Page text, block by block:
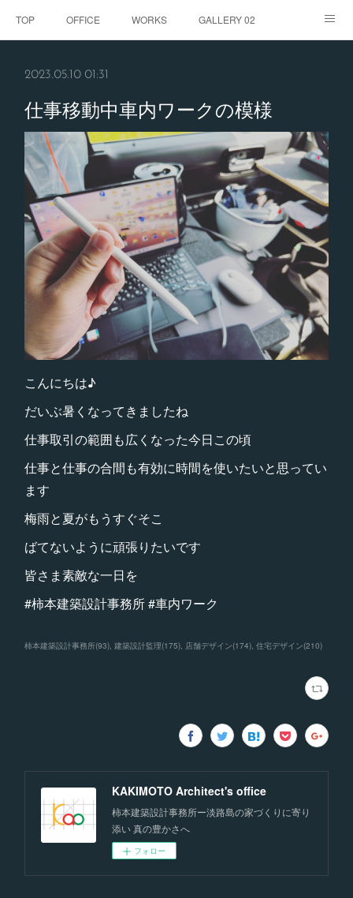
TOP OFFICE WORKS GALLERY 02
2023.05.10 01:31
仕事移動中車内ワークの模様
こんにちは♪
だいぶ暑くなってきましたね
仕事取引の範囲も広くなった今日この頃
仕事と仕事の合間も有効に時間を使いたいと思ってい
ます
梅雨と夏がもうすぐそこ
ばてないように頑張りたいです
皆さま素敵な一日を
#柿本建築設計事務所 #車内ワーク
柿本建築設計事務所(93) 建築設計監理(175) 店舗デザイン(174) 住宅デザイン(210)
KAKIMOTO Architect's office
柿本建築設計事務所ー淡路島の家づくりに寄り
添い 真の豊かさへ
フォロー